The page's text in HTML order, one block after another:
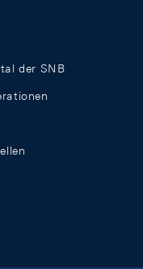
der SNB